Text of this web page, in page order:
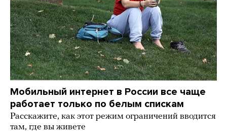
Мобильный интернет в России все чаще
работает только по белым спискам
Расскажите, как этот режим ограничений вводится
там, где вы живете